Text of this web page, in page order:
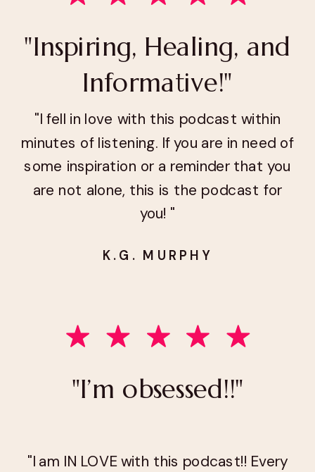
"I am IN LOVE with this podcast!! Every
"I’m obsessed!!"
K.G. MURPHY
"I fell in love with this podcast within
minutes of listening. If you are in need of
some inspiration or a reminder that you
are not alone, this is the podcast for
you! "
"Inspiring, Healing, and
Informative!"